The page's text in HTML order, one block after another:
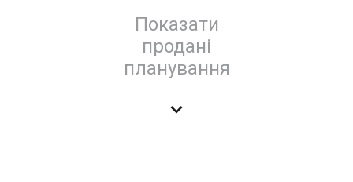
Показати
продані
планування
